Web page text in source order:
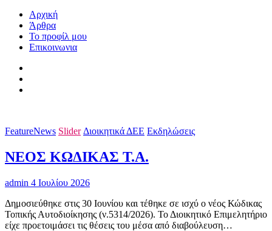
Αρχική
Άρθρα
Το προφίλ μου
Επικοινωνια
FeatureNews Slider Διοικητικά ΔΕΕ Εκδηλώσεις
ΝΕΟΣ ΚΩΔΙΚΑΣ Τ.Α.
admin 4 Ιουλίου 2026
Δημοσιεύθηκε στις 30 Ιουνίου και τέθηκε σε ισχύ ο νέος Κώδικας
Τοπικής Αυτοδιοίκησης (ν.5314/2026). Το Διοικητικό Επιμελητήριο
είχε προετοιμάσει τις θέσεις του μέσα από διαβούλευση…